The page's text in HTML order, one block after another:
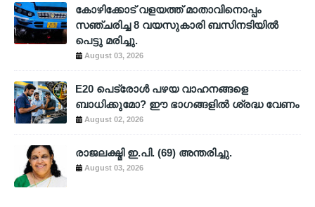
കോഴിക്കോട് വളയത്ത് മാതാവിനൊപ്പം
സഞ്ചരിച്ച 8 വയസുകാരി ബസിനടിയിൽ
പെട്ടു മരിച്ചു.
August 03, 2026
E20 പെട്രോൾ പഴയ വാഹനങ്ങളെ
ബാധിക്കുമോ? ഈ ഭാഗങ്ങളിൽ ശ്രദ്ധ വേണം
August 02, 2026
രാജലക്ഷ്മി ഇ.പി. (69) അന്തരിച്ചു.
August 03, 2026